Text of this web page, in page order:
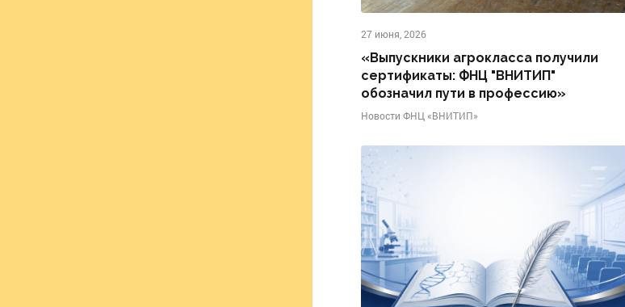
27 июня, 2026
«Выпускники агрокласса получили
сертификаты: ФНЦ "ВНИТИП"
обозначил пути в профессию»
Новости ФНЦ «ВНИТИП»